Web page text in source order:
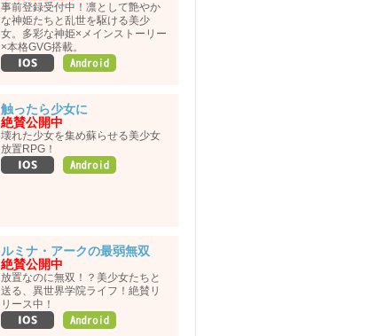
事前登録受付中！凛として艶やか
な神姫たちと乱世を駆ける美少
女。多彩な神姫×メインストーリー
×本格GVG搭載。
触ったら少女に
絶賛公開中
壊れた少女を集め蘇らせる美少女
放置RPG！
ルミナ・アークの最弱無双
絶賛公開中
放置なのに無双！？美少女たちと
送る、異世界学院ライフ！絶賛リ
リース中！